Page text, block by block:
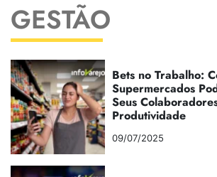
GESTÃO
Bets no Trabalho:
Supermercados
Seus
Produtividade
09/07/2025